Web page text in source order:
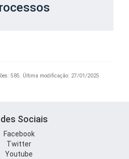
585. Última modificação: 27/01/2025
Sociais
Facebook
Twitter
Youtube